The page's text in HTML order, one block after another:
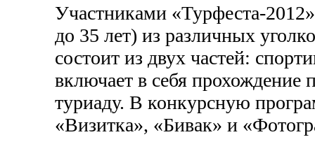
Участниками «Турфеста-
до 35 лет) из различных
состоит из двух частей:
включает в себя прохождение
туриаду. В конкурсную
«Визитка», «Бивак» и